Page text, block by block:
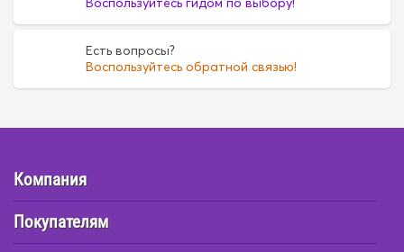
Есть вопросы?
Воспользуйтесь обратной связью!
Компания
Покупателям